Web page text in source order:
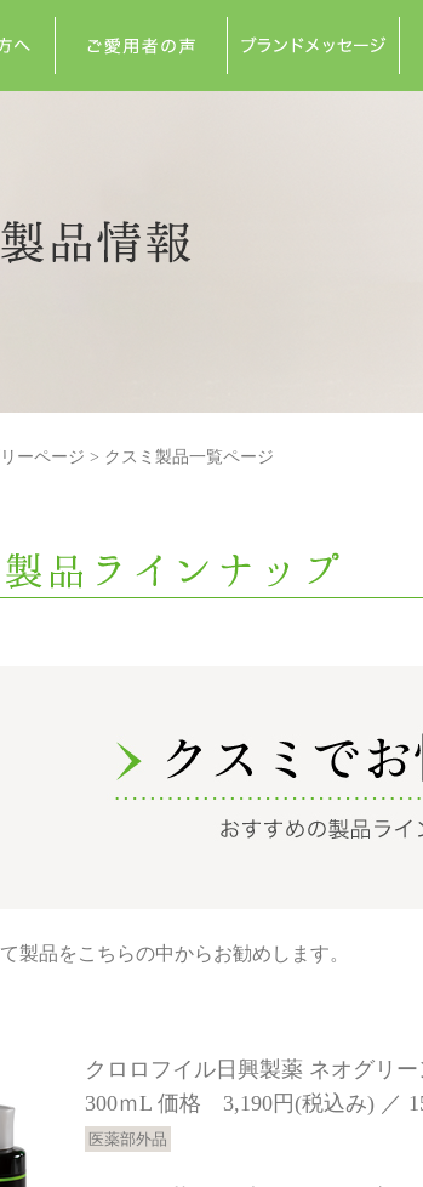
ーページ クスミ製品一覧ページ
製品をこちらの中からお勧めします。
クロロフイル日興製薬 ネオグリ
300ｍL 価格 3,190円(税込み) ／
医薬部外品